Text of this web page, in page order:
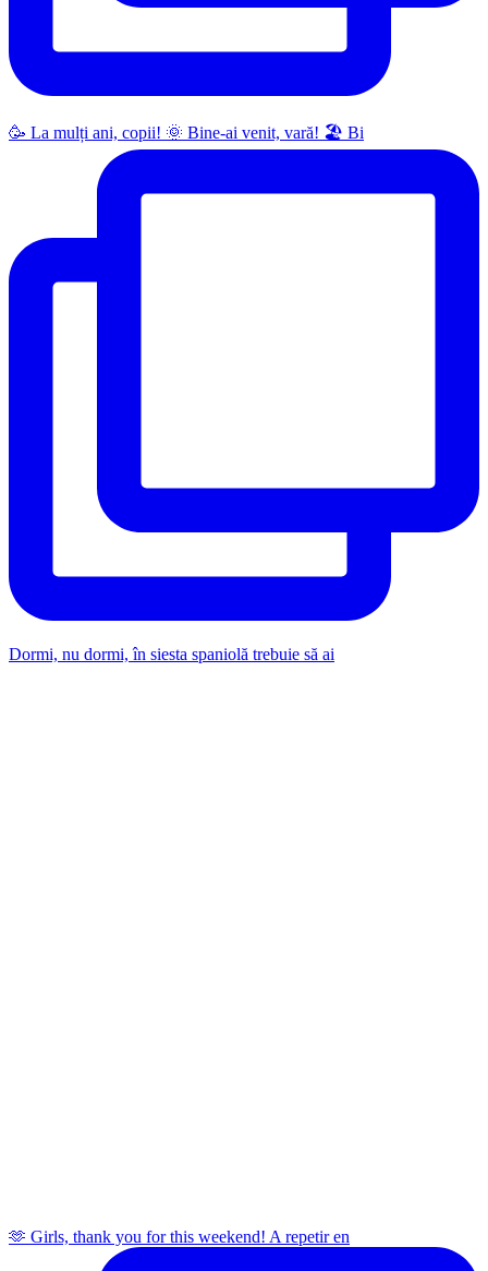
🥳 La mulți ani, copii! 🌞 Bine-ai venit, vară! 🏖 Bi
Dormi, nu dormi, în siesta spaniolă trebuie să ai
🫶 Girls, thank you for this weekend! A repetir en